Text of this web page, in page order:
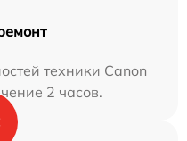
техники Canon
2 часов.